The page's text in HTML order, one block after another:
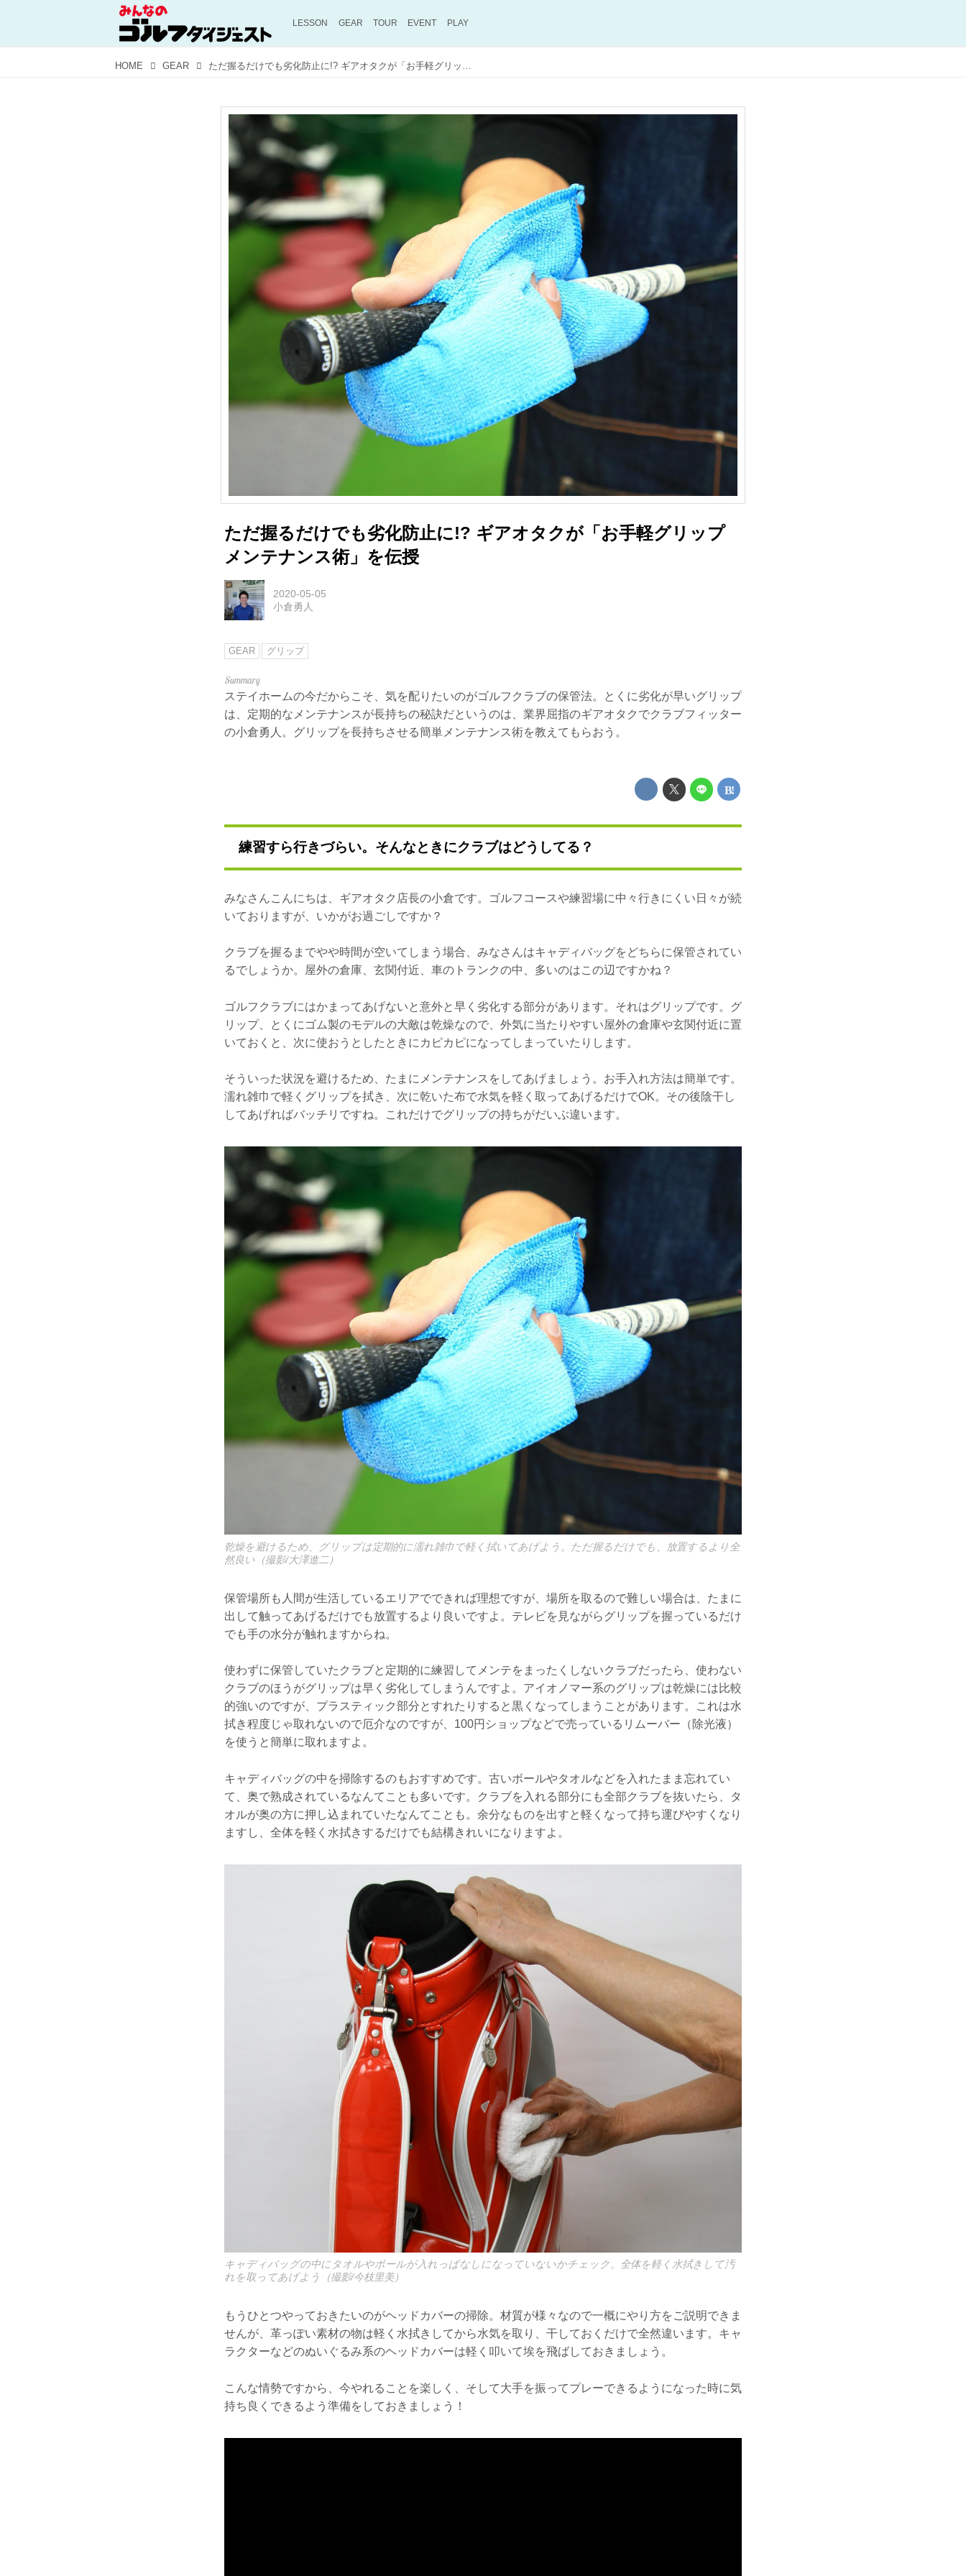
LESSON GEAR TOUR EVENT PLAY
HOME GEAR ただ握るだけでも劣化防止に!? ギアオタクが「お手軽グリップメンテナンス術」を伝授
ただ握るだけでも劣化防止に!? ギアオタクが「お手軽グリップ
メンテナンス術」を伝授
2020-05-05
小倉勇人
GEAR グリップ
ステイホームの今だからこそ、気を配りたいのがゴルフクラブの保管法。とくに劣化が早いグリップ
は、定期的なメンテナンスが長持ちの秘訣だというのは、業界屈指のギアオタクでクラブフィッター
の小倉勇人。グリップを長持ちさせる簡単メンテナンス術を教えてもらおう。
練習すら行きづらい。そんなときにクラブはどうしてる？
みなさんこんにちは、ギアオタク店長の小倉です。ゴルフコースや練習場に中々行きにくい日々が続
いておりますが、いかがお過ごしですか？
クラブを握るまでやや時間が空いてしまう場合、みなさんはキャディバッグをどちらに保管されてい
るでしょうか。屋外の倉庫、玄関付近、車のトランクの中、多いのはこの辺ですかね？
ゴルフクラブにはかまってあげないと意外と早く劣化する部分があります。それはグリップです。グ
リップ、とくにゴム製のモデルの大敵は乾燥なので、外気に当たりやすい屋外の倉庫や玄関付近に置
いておくと、次に使おうとしたときにカピカピになってしまっていたりします。
そういった状況を避けるため、たまにメンテナンスをしてあげましょう。お手入れ方法は簡単です。
濡れ雑巾で軽くグリップを拭き、次に乾いた布で水気を軽く取ってあげるだけでOK。その後陰干し
してあげればバッチリですね。これだけでグリップの持ちがだいぶ違います。
乾燥を避けるため、グリップは定期的に濡れ雑巾で軽く拭いてあげよう。ただ握るだけでも、放置するより全
然良い（撮影/大澤進二）
保管場所も人間が生活しているエリアでできれば理想ですが、場所を取るので難しい場合は、たまに
出して触ってあげるだけでも放置するより良いですよ。テレビを見ながらグリップを握っているだけ
でも手の水分が触れますからね。
使わずに保管していたクラブと定期的に練習してメンテをまったくしないクラブだったら、使わない
クラブのほうがグリップは早く劣化してしまうんですよ。アイオノマー系のグリップは乾燥には比較
的強いのですが、プラスティック部分とすれたりすると黒くなってしまうことがあります。これは水
拭き程度じゃ取れないので厄介なのですが、100円ショップなどで売っているリムーバー（除光液）
を使うと簡単に取れますよ。
キャディバッグの中を掃除するのもおすすめです。古いボールやタオルなどを入れたまま忘れてい
て、奥で熟成されているなんてことも多いです。クラブを入れる部分にも全部クラブを抜いたら、タ
オルが奥の方に押し込まれていたなんてことも。余分なものを出すと軽くなって持ち運びやすくなり
ますし、全体を軽く水拭きするだけでも結構きれいになりますよ。
キャディバッグの中にタオルやボールが入れっぱなしになっていないかチェック。全体を軽く水拭きして汚
れを取ってあげよう（撮影/今枝里美）
もうひとつやっておきたいのがヘッドカバーの掃除。材質が様々なので一概にやり方をご説明できま
せんが、革っぽい素材の物は軽く水拭きしてから水気を取り、干しておくだけで全然違います。キャ
ラクターなどのぬいぐるみ系のヘッドカバーは軽く叩いて埃を飛ばしておきましょう。
こんな情勢ですから、今やれることを楽しく、そして大手を振ってプレーできるようになった時に気
持ち良くできるよう準備をしておきましょう！